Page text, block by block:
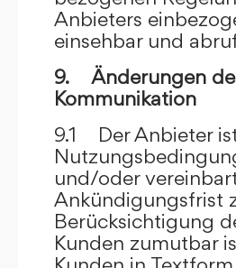
Anbieters
einsehbar und
9. Änderungen
Kommunikation
9.1 Der Anbieter
und/oder
Ankündigungsfrist
Berücksichtigung
Kunden zumutbar